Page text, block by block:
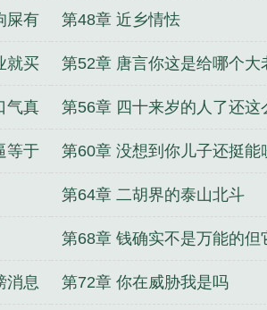
屎有 第48章 近乡情怯
就买 第52章 唐言你这是给哪个大
板当司机去了
气真 第56章 四十来岁的人了还这
幼稚
等于 第60章 没想到你儿子还挺能
牛逼的
第64章 二胡界的泰山北斗
第68章 钱确实不是万能的但
是9999能的
消息 第72章 你在威胁我是吗